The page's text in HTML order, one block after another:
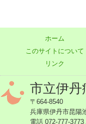
ホーム
このサイトについて
リンク
市立伊丹
〒664-8540
兵庫県伊丹市昆陽
電話 072-777-